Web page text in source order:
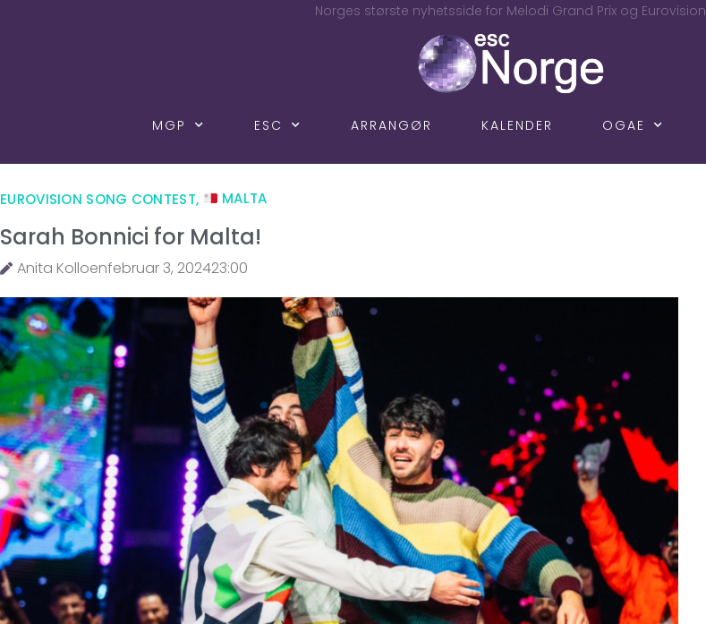
Norges største nyhetsside for Melodi Grand Prix og Eurovision
MGP ESC ARRANGØR KALENDER OGAE
EUROVISION SONG CONTEST, MALTA
Sarah Bonnici for Malta!
Anita Kolloenfebruar 3, 202423:00